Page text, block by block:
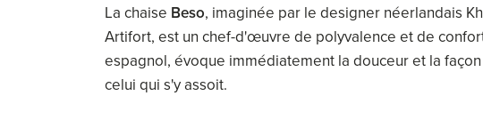
La chaise Beso, imaginée par le designer néerlandais
Artifort, est un chef-d'œuvre de polyvalence et de
espagnol, évoque immédiatement la douceur et la
celui qui s'y assoit.